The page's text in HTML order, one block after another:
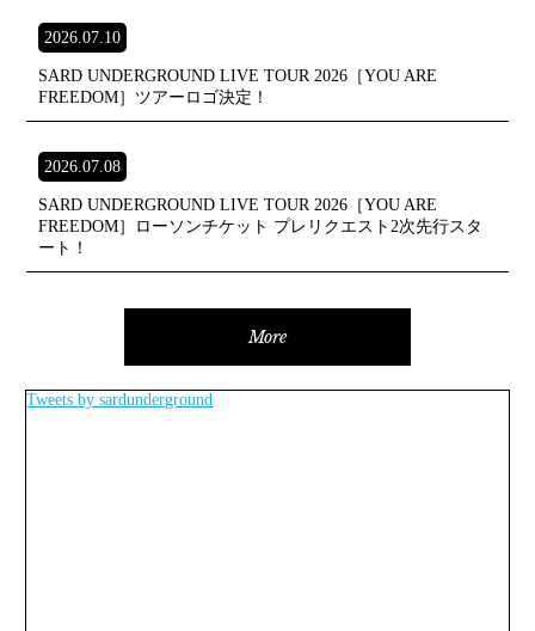
2026.07.10
SARD UNDERGROUND LIVE TOUR 2026［YOU ARE
FREEDOM］ツアーロゴ決定！
2026.07.08
SARD UNDERGROUND LIVE TOUR 2026［YOU ARE
FREEDOM］ローソンチケット プレリクエスト2次先行スタ
ート！
More
Tweets by sardunderground